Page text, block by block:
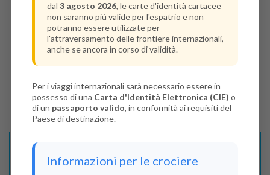
Disponibilità
dal 3 agosto 2026, le carte d'identità cartacee
non saranno più valide per l'espatrio e non
potranno essere utilizzate per
l'attraversamento delle frontiere internazionali,
anche se ancora in corso di validità.
Per i viaggi internazionali sarà necessario essere in
possesso di una Carta d'Identità Elettronica (CIE) o
di un passaporto valido, in conformità ai requisiti del
Paese di destinazione.
Informazioni per le crociere